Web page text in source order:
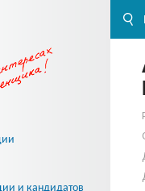
и кандидатов